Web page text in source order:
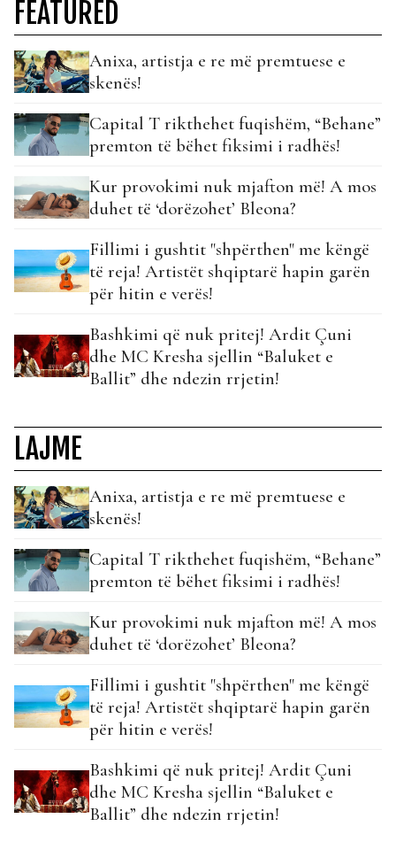
FEATURED
Anixa, artistja e re më premtuese e
skenës!
Capital T rikthehet fuqishëm, “Behane”
premton të bëhet fiksimi i radhës!
Kur provokimi nuk mjafton më! A mos
duhet të ‘dorëzohet’ Bleona?
Fillimi i gushtit "shpërthen" me këngë
të reja! Artistët shqiptarë hapin garën
për hitin e verës!
Bashkimi që nuk pritej! Ardit Çuni
dhe MC Kresha sjellin “Baluket e
Ballit” dhe ndezin rrjetin!
LAJME
Anixa, artistja e re më premtuese e
skenës!
Capital T rikthehet fuqishëm, “Behane”
premton të bëhet fiksimi i radhës!
Kur provokimi nuk mjafton më! A mos
duhet të ‘dorëzohet’ Bleona?
Fillimi i gushtit "shpërthen" me këngë
të reja! Artistët shqiptarë hapin garën
për hitin e verës!
Bashkimi që nuk pritej! Ardit Çuni
dhe MC Kresha sjellin “Baluket e
Ballit” dhe ndezin rrjetin!